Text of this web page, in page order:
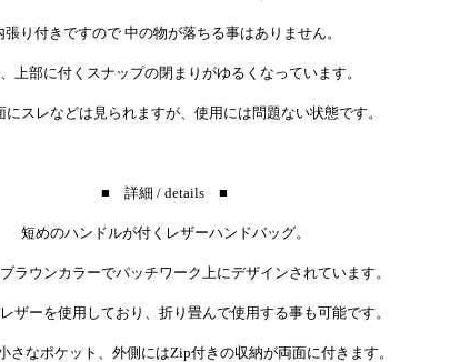
張り付きですので 中の物が落ちる事はありません。
上部に付くスナップの閉まりがゆるくなっています。
にスレなどは見られますが、使用には問題ない状態です。
■ 詳細 / details ■
短めのハンドルが付くレザーハンドバッグ。
ラウンカラーでパッチワーク上にデザインされています。
ザーを使用しており、折り畳んで使用する事も可能です。
さなポケット、外側にはZip付きの収納が両面に付きます。